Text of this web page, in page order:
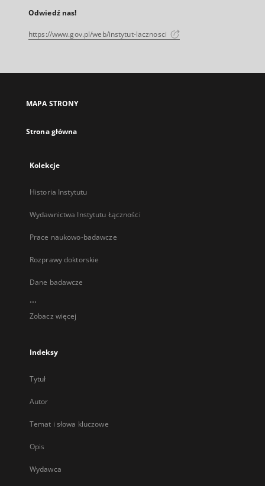
Odwiedź nas!
https://www.gov.pl/web/instytut-lacznosci
MAPA STRONY
Strona główna
Kolekcje
Historia Instytutu
Wydawnictwa Instytutu Łączności
Prace naukowo-badawcze
Rozprawy doktorskie
Dane badawcze
...
Zobacz więcej
Indeksy
Tytuł
Autor
Temat i słowa kluczowe
Opis
Wydawca